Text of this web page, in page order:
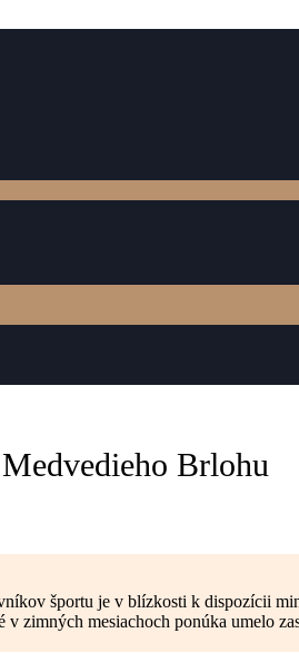
Brlohu
športu je v blízkosti k dispozícii
zimných mesiachoch ponúka umelo